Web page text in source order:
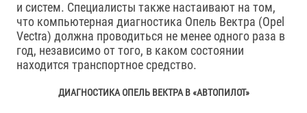
и систем. Специалисты также настаивают на том,
что компьютерная диагностика Опель Вектра (Opel
Vectra) должна проводиться не менее одного раза в
год, независимо от того, в каком состоянии
находится транспортное средство.
ДИАГНОСТИКА ОПЕЛЬ ВЕКТРА В «АВТОПИЛОТ»